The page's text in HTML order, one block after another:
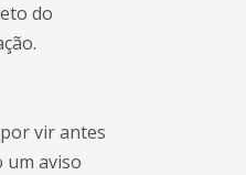
do
vir antes
um aviso